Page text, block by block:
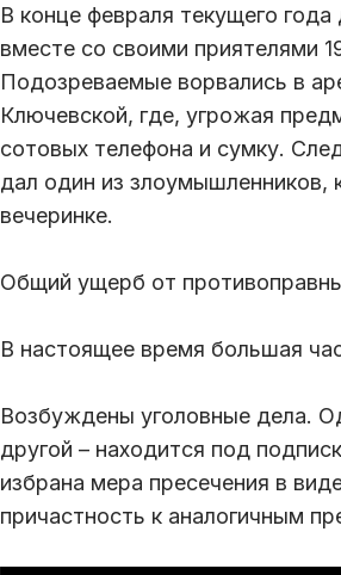
В конце февраля текущего
вместе со своими приятелями
Подозреваемые ворвались в
Ключевской, где, угрожая
сотовых телефона и сумку.
дал один из злоумышленников,
вечеринке.
Общий ущерб от
В настоящее время большая
Возбуждены уголовные дела.
другой – находится под
избрана мера пресечения в
причастность к аналогичным